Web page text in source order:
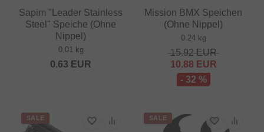
Sapim "Leader Stainless
Steel" Speiche (Ohne
Nippel)
0.01 kg
0.63 EUR
Mission BMX Speichen
(Ohne Nippel)
0.24 kg
15.92EUR
10.88 EUR
- 32 %
SALE SALE